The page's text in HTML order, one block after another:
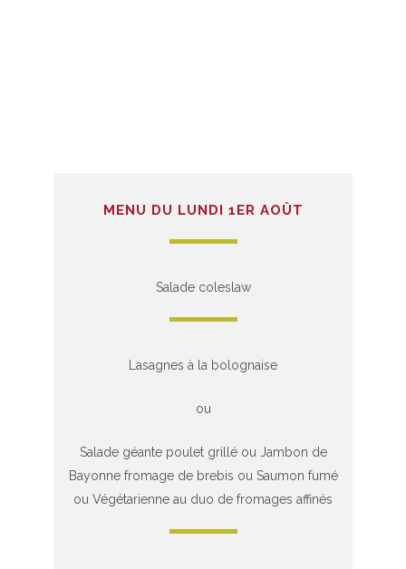
MENU DU LUNDI 1ER AOÛT
Salade coleslaw
Lasagnes à la bolognaise
ou
Salade géante poulet grillé ou Jambon de
Bayonne fromage de brebis ou Saumon fumé
ou Végétarienne au duo de fromages affinés